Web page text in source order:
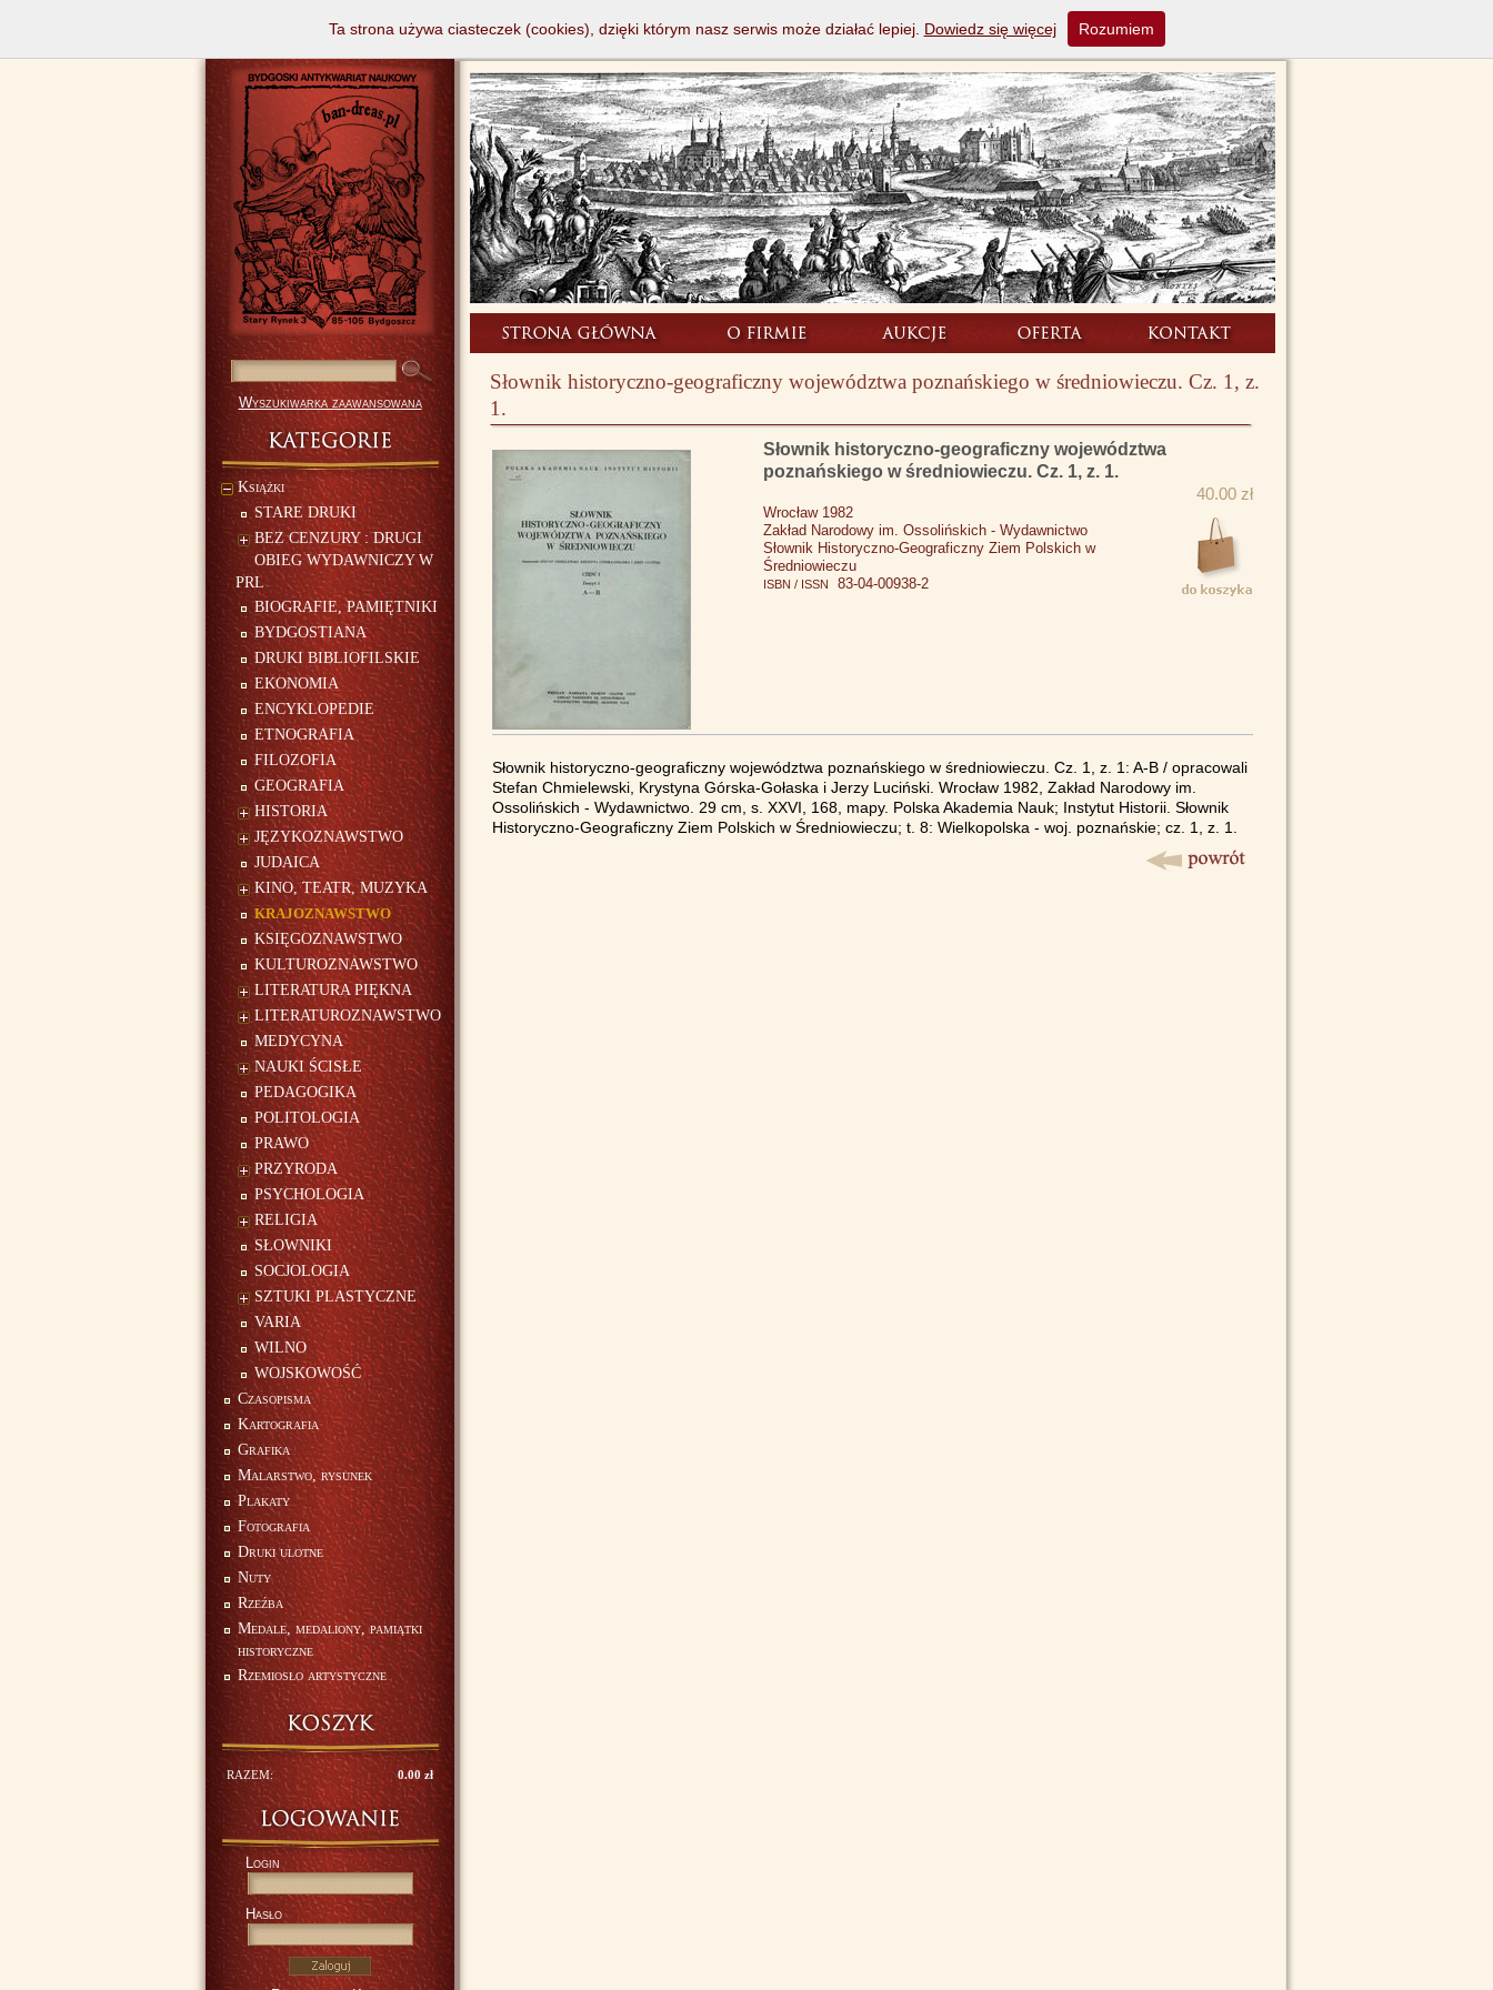
Wyszukiwarka zaawansowana
Książki
STARE DRUKI
BEZ CENZURY : DRUGI
OBIEG WYDAWNICZY W
PRL
BIOGRAFIE, PAMIĘTNIKI
BYDGOSTIANA
DRUKI BIBLIOFILSKIE
EKONOMIA
ENCYKLOPEDIE
ETNOGRAFIA
FILOZOFIA
GEOGRAFIA
HISTORIA
JĘZYKOZNAWSTWO
JUDAICA
KINO, TEATR, MUZYKA
KRAJOZNAWSTWO
KSIĘGOZNAWSTWO
KULTUROZNAWSTWO
LITERATURA PIĘKNA
LITERATUROZNAWSTWO
MEDYCYNA
NAUKI ŚCISŁE
PEDAGOGIKA
POLITOLOGIA
PRAWO
PRZYRODA
PSYCHOLOGIA
RELIGIA
SŁOWNIKI
SOCJOLOGIA
SZTUKI PLASTYCZNE
VARIA
WILNO
WOJSKOWOŚĆ
Czasopisma
Kartografia
Grafika
Malarstwo, rysunek
Plakaty
Fotografia
Druki ulotne
Nuty
Rzeźba
Medale, medaliony, pamiątki
historyczne
Rzemiosło artystyczne
RAZEM: 0.00 zł
Login
Hasło
Słownik historyczno-geograficzny województwa poznańskiego w średniowieczu. Cz. 1, z.
1.
Słownik historyczno-geograficzny województwa
poznańskiego w średniowieczu. Cz. 1, z. 1.
40.00 zł
Wrocław 1982
Zakład Narodowy im. Ossolińskich - Wydawnictwo
Słownik Historyczno-Geograficzny Ziem Polskich w
Średniowieczu
ISBN / ISSN 83-04-00938-2
Słownik historyczno-geograficzny województwa poznańskiego w średniowieczu. Cz. 1, z. 1: A-B / opracowali
Stefan Chmielewski, Krystyna Górska-Gołaska i Jerzy Luciński. Wrocław 1982, Zakład Narodowy im.
Ossolińskich - Wydawnictwo. 29 cm, s. XXVI, 168, mapy. Polska Akademia Nauk; Instytut Historii. Słownik
Historyczno-Geograficzny Ziem Polskich w Średniowieczu; t. 8: Wielkopolska - woj. poznańskie; cz. 1, z. 1.
Ta strona używa ciasteczek (cookies), dzięki którym nasz serwis może działać lepiej. Dowiedz się więcej Rozumiem